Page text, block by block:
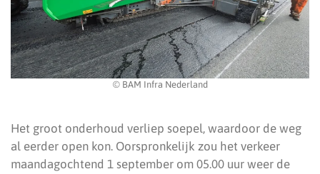
© BAM Infra Nederland
Het groot onderhoud verliep soepel, waardoor de weg
al eerder open kon. Oorspronkelijk zou het verkeer
maandagochtend 1 september om 05.00 uur weer de